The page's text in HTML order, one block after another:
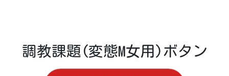
調教課題(変態M女用)ボタン